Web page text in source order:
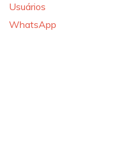
Usuários
WhatsApp